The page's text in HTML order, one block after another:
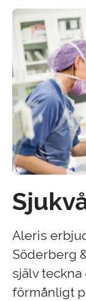
Aleris
Söderberg
själv
förmånligt